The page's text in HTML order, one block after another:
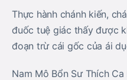
Thực hành chánh kiến,
đuốc tuệ giác thấy được
đoạn trừ cái gốc của ái
Nam Mô Bổn Sư Thích Ca